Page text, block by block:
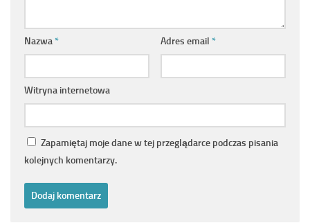
Nazwa* Adres email *
Witryna internetowa
Zapamiętaj moje dane w tej przeglądarce podczas pisania
kolejnych komentarzy.